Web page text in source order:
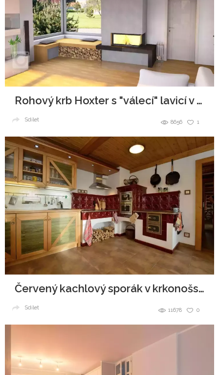
Rohový krb Hoxter s "válecí" lavicí v okně
1
8656
Sdílet
Červený kachlový sporák v krkonošské roubence
0
11678
Sdílet